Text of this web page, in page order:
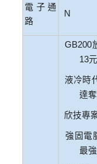
電子通
路
N
GB200
13
液冷時
達
欣技專
強固電
最強